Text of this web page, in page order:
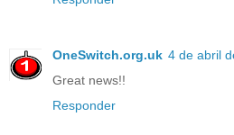
OneSwitch.org.uk 4 de abril
Great news!!
Responder